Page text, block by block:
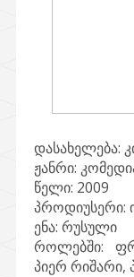
დასახელება:
ჟანრი:
წელი: 2009
პროდიუსერი:
ენა: რუსული
როლებში:
პიერ რიშარი,